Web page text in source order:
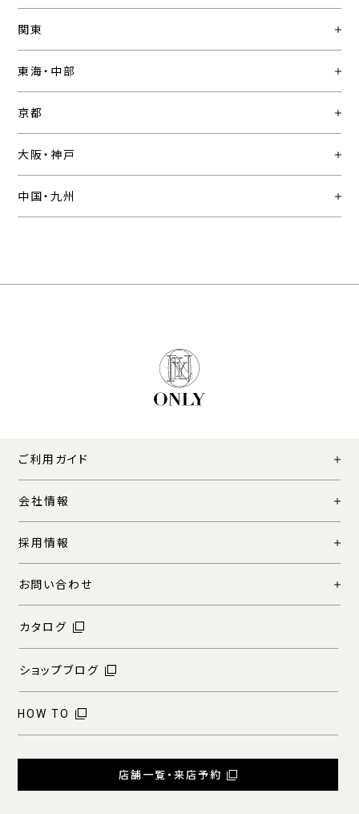
関東
東海・中部
京都
大阪・神戸
中国・九州
ご利用ガイド
会社情報
採用情報
お問い合わせ
カタログ
ショップブログ
HOW TO
店舗一覧・来店予約